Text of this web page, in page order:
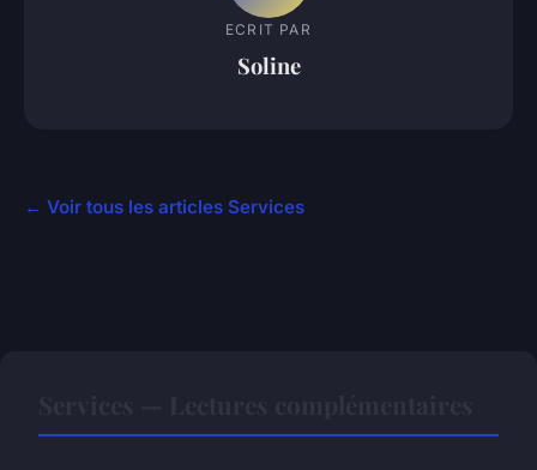
ECRIT PAR
Soline
← Voir tous les articles Services